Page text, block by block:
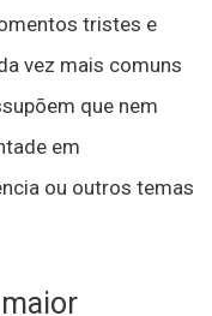
tristes e
vez mais comuns
que nem
em
ou outros temas